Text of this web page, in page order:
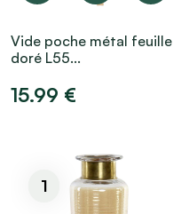
Vide poche métal feuille
doré L55...
15.99 €
1